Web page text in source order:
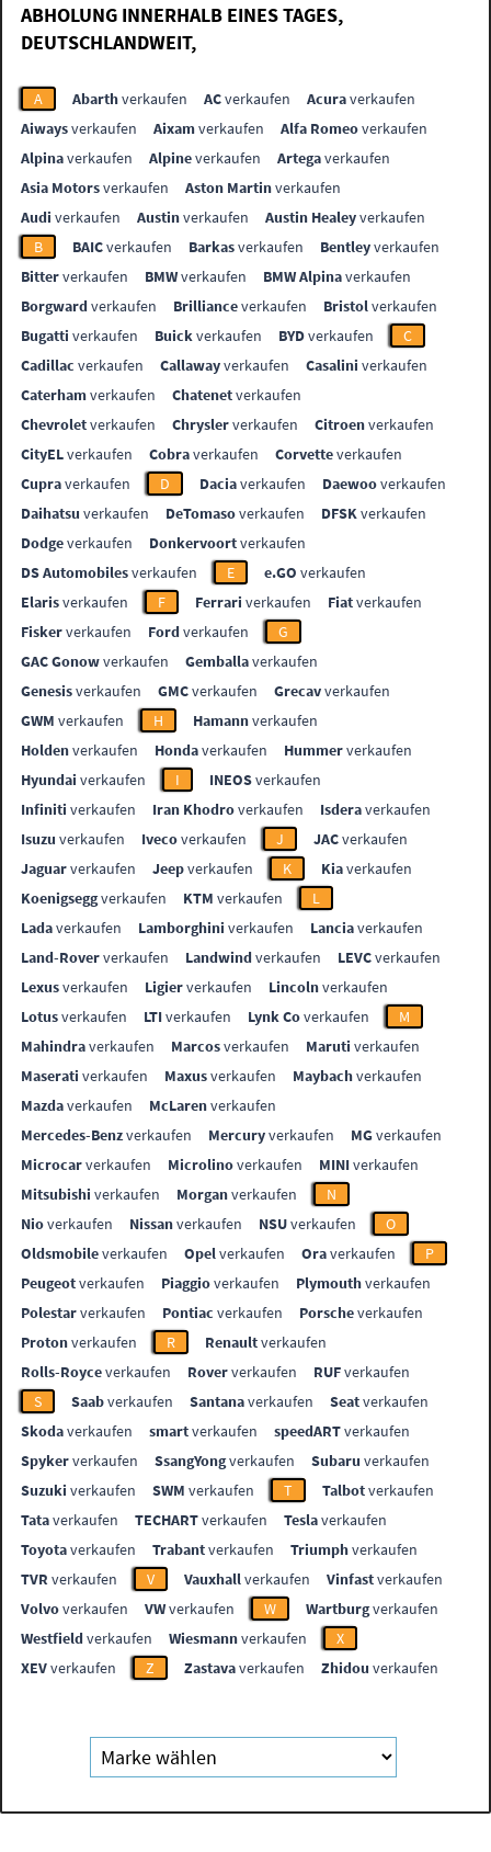
ABHOLUNG INNERHALB EINES TAGES,
DEUTSCHLANDWEIT,
A Abarthverkaufen ACverkaufen Acuraverkaufen
Aiwaysverkaufen Aixamverkaufen Alfa Romeoverkaufen
Alpinaverkaufen Alpineverkaufen Artegaverkaufen
Asia Motorsverkaufen Aston Martinverkaufen
Audi verkaufen Austinverkaufen Austin Healeyverkaufen
B
BAICverkaufen Barkasverkaufen Bentleyverkaufen
Bitterverkaufen BMWverkaufen BMW Alpinaverkaufen
Borgwardverkaufen Brillianceverkaufen Bristolverkaufen
Bugatti verkaufen Buickverkaufen BYDverkaufen
C
Cadillac verkaufen Callawayverkaufen Casalini verkaufen
Caterhamverkaufen Chatenetverkaufen
Chevroletverkaufen Chryslerverkaufen Citroenverkaufen
CityELverkaufen Cobraverkaufen Corvetteverkaufen
Cupraverkaufen D Daciaverkaufen Daewooverkaufen
Daihatsu verkaufen DeTomasoverkaufen DFSKverkaufen
Dodgeverkaufen Donkervoortverkaufen
DS Automobilesverkaufen E e.GO verkaufen
Elarisverkaufen F Ferrari verkaufen Fiatverkaufen
Fiskerverkaufen Fordverkaufen
G
GAC Gonowverkaufen Gemballaverkaufen
Genesisverkaufen GMCverkaufen Grecavverkaufen
GWM verkaufen H Hamannverkaufen
Holdenverkaufen Hondaverkaufen Hummerverkaufen
Hyundai verkaufen I INEOSverkaufen
Infiniti verkaufen Iran Khodroverkaufen Isderaverkaufen
Isuzu verkaufen Ivecoverkaufen J JACverkaufen
Jaguarverkaufen Jeepverkaufen K Kiaverkaufen
Koenigseggverkaufen KTM verkaufen
L
Ladaverkaufen Lamborghini verkaufen Lanciaverkaufen
Land-Roververkaufen Landwindverkaufen LEVCverkaufen
Lexusverkaufen Ligierverkaufen Lincolnverkaufen
Lotusverkaufen LTIverkaufen Lynk Coverkaufen
M
Mahindraverkaufen Marcosverkaufen Maruti verkaufen
Maserati verkaufen Maxusverkaufen Maybachverkaufen
Mazdaverkaufen McLarenverkaufen
Mercedes-Benzverkaufen Mercuryverkaufen MGverkaufen
Microcarverkaufen Microlinoverkaufen MINIverkaufen
Mitsubishi verkaufen Morganverkaufen
N
Nioverkaufen Nissanverkaufen NSUverkaufen
O
Oldsmobileverkaufen Opelverkaufen Oraverkaufen
P
Peugeotverkaufen Piaggioverkaufen Plymouthverkaufen
Polestarverkaufen Pontiac verkaufen Porscheverkaufen
Protonverkaufen R Renaultverkaufen
Rolls-Royceverkaufen Roververkaufen RUFverkaufen
S
Saabverkaufen Santanaverkaufen Seatverkaufen
Skodaverkaufen smartverkaufen speedARTverkaufen
Spykerverkaufen SsangYongverkaufen Subaru verkaufen
Suzuki verkaufen SWM verkaufen T Talbotverkaufen
Tataverkaufen TECHARTverkaufen Teslaverkaufen
Toyotaverkaufen Trabantverkaufen Triumphverkaufen
TVR verkaufen V Vauxhallverkaufen Vinfastverkaufen
Volvoverkaufen VWverkaufen W Wartburgverkaufen
Westfieldverkaufen Wiesmannverkaufen
X
XEVverkaufen Z Zastavaverkaufen Zhidou verkaufen